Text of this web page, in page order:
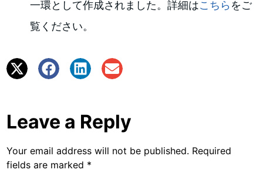
一環として作成されました。詳細はこちら をご
覧ください。
Leave a Reply
Your email address will not be published. Required
fields are marked *